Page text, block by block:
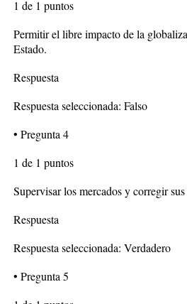
1 de 1 puntos
Permitir el libre impacto de la
Estado.
Respuesta
Respuesta seleccionada: Falso
• Pregunta 4
1 de 1 puntos
Supervisar los mercados y corregir
Respuesta
Respuesta seleccionada: Verdadero
• Pregunta 5